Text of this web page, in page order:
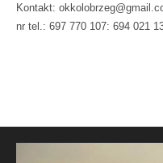
Kontakt:
nr tel.: 697 770 107: 694 021